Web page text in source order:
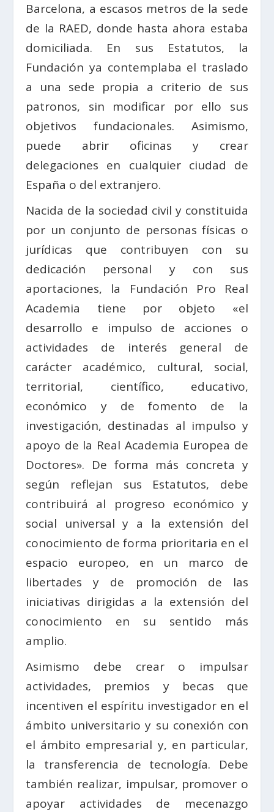
Barcelona, a escasos metros de la sede
de la RAED, donde hasta ahora estaba
domiciliada. En sus Estatutos, la
Fundación ya contemplaba el traslado
a una sede propia a criterio de sus
patronos, sin modificar por ello sus
objetivos fundacionales. Asimismo,
puede abrir oficinas y crear
delegaciones en cualquier ciudad de
España o del extranjero.
Nacida de la sociedad civil y constituida
por un conjunto de personas físicas o
jurídicas que contribuyen con su
dedicación personal y con sus
aportaciones, la Fundación Pro Real
Academia tiene por objeto «el
desarrollo e impulso de acciones o
actividades de interés general de
carácter académico, cultural, social,
territorial, científico, educativo,
económico y de fomento de la
investigación, destinadas al impulso y
apoyo de la Real Academia Europea de
Doctores». De forma más concreta y
según reflejan sus Estatutos, debe
contribuirá al progreso económico y
social universal y a la extensión del
conocimiento de forma prioritaria en el
espacio europeo, en un marco de
libertades y de promoción de las
iniciativas dirigidas a la extensión del
conocimiento en su sentido más
amplio.
Asimismo debe crear o impulsar
actividades, premios y becas que
incentiven el espíritu investigador en el
ámbito universitario y su conexión con
el ámbito empresarial y, en particular,
la transferencia de tecnología. Debe
también realizar, impulsar, promover o
apoyar actividades de mecenazgo